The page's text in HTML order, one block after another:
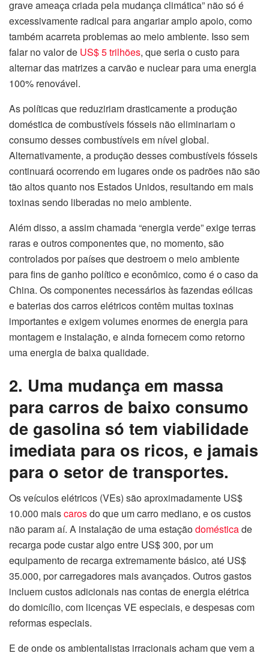
grave ameaça criada pela mudança climática” não só é
excessivamente radical para angariar amplo apoio, como
também acarreta problemas ao meio ambiente. Isso sem
falar no valor de US$ 5 trilhões, que seria o custo para
alternar das matrizes a carvão e nuclear para uma energia
100% renovável.
As políticas que reduziriam drasticamente a produção
doméstica de combustíveis fósseis não eliminariam o
consumo desses combustíveis em nível global.
Alternativamente, a produção desses combustíveis fósseis
continuará ocorrendo em lugares onde os padrões não são
tão altos quanto nos Estados Unidos, resultando em mais
toxinas sendo liberadas no meio ambiente.
Além disso, a assim chamada “energia verde” exige terras
raras e outros componentes que, no momento, são
controlados por países que destroem o meio ambiente
para fins de ganho político e econômico, como é o caso da
China. Os componentes necessários às fazendas eólicas
e baterias dos carros elétricos contêm muitas toxinas
importantes e exigem volumes enormes de energia para
montagem e instalação, e ainda fornecem como retorno
uma energia de baixa qualidade.
2. Uma mudança em massa
para carros de baixo consumo
de gasolina só tem viabilidade
imediata para os ricos, e jamais
para o setor de transportes.
Os veículos elétricos (VEs) são aproximadamente US$
10.000 maiscarosdo que um carro mediano, e os custos
não param aí. A instalação de uma estaçãodomésticade
recarga pode custar algo entre US$ 300, por um
equipamento de recarga extremamente básico, até US$
35.000, por carregadores mais avançados. Outros gastos
incluem custos adicionais nas contas de energia elétrica
do domicílio, com licenças VE especiais, e despesas com
reformas especiais.
E de onde os ambientalistas irracionais acham que vem a